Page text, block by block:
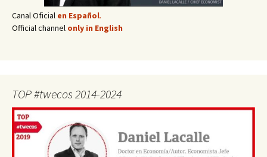
Canal Oficial en Español.
Official channel only in English
TOP #twecos 2014-2024